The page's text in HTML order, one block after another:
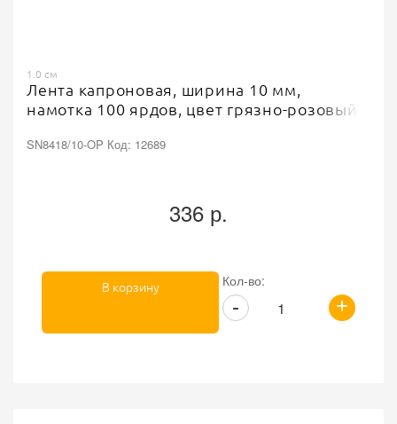
1.0 см
Лента капроновая, ширина 10 мм,
намотка 100 ярдов, цвет грязно-розовый
SN8418/10-OP Код: 12689
336 р.
Кол-во:
+
-
В корзину